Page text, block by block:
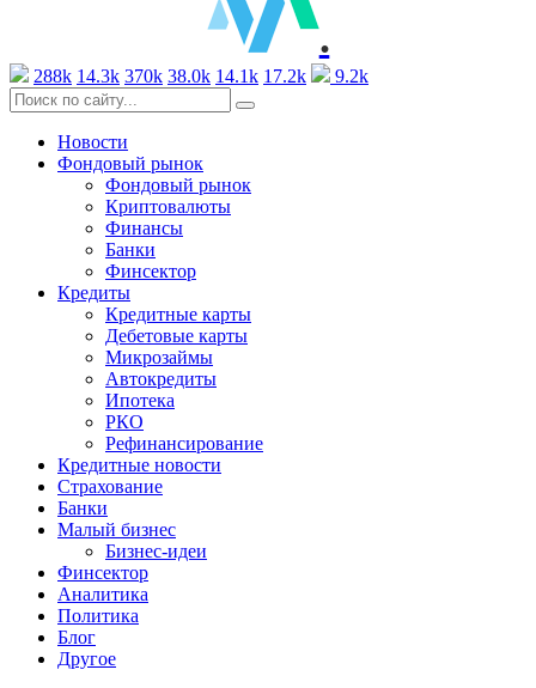
.
288k 14.3k 370k 38.0k 14.1k 17.2k 9.2k
Новости
Фондовый рынок
Фондовый рынок
Криптовалюты
Финансы
Банки
Финсектор
Кредиты
Кредитные карты
Дебетовые карты
Микрозаймы
Автокредиты
Ипотека
РКО
Рефинансирование
Кредитные новости
Страхование
Банки
Малый бизнес
Бизнес-идеи
Финсектор
Аналитика
Политика
Блог
Другое